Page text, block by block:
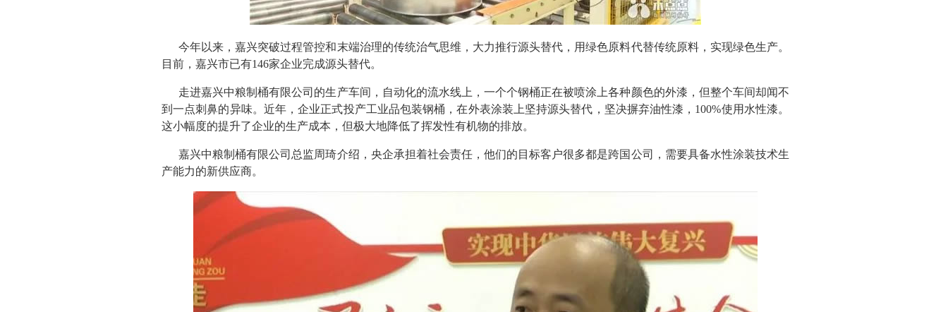
今年以来，嘉兴突破过程管控和末端治理的传统治气思维，大力推行源头替代，用绿色原料代替传统原料，实现绿色生产。
目前，嘉兴市已有146家企业完成源头替代。
走进嘉兴中粮制桶有限公司的生产车间，自动化的流水线上，一个个钢桶正在被喷涂上各种颜色的外漆，但整个车间却闻不
到一点刺鼻的异味。近年，企业正式投产工业品包装钢桶，在外表涂装上坚持源头替代，坚决摒弃油性漆，100%使用水性漆。
这小幅度的提升了企业的生产成本，但极大地降低了挥发性有机物的排放。
嘉兴中粮制桶有限公司总监周琦介绍，央企承担着社会责任，他们的目标客户很多都是跨国公司，需要具备水性涂装技术生
产能力的新供应商。